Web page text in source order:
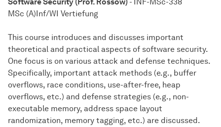
MSc (A)Inf/WI Vertiefung
This course introduces and discusses important
theoretical and practical aspects of software security.
One focus is on various attack and defense techniques.
Specifically, important attack methods (e.g., buffer
overflows, race conditions, use-after-free, heap
overflows, etc.) and defense strategies (e.g., non-
executable memory, address space layout
randomization, memory tagging, etc.) are discussed.